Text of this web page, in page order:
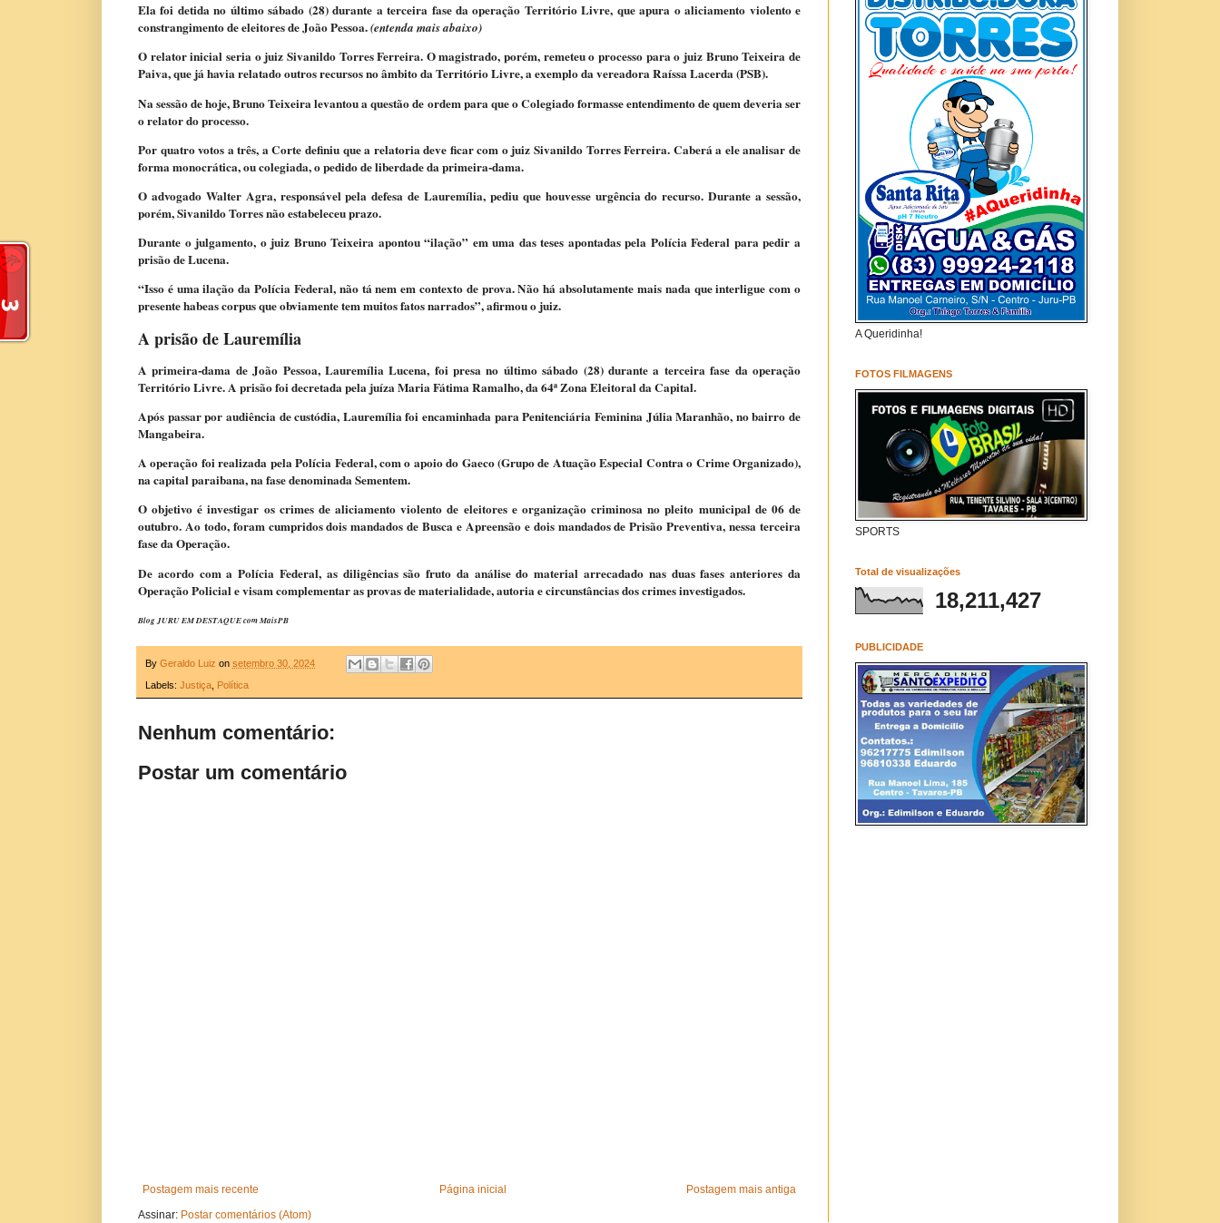
Ela foi detida no último sábado (28) durante a terceira fase da operação Território Livre, que apura o aliciamento violento e
constrangimento de eleitores de João Pessoa.(entenda mais abaixo)
O relator inicial seria o juiz Sivanildo Torres Ferreira. O magistrado, porém, remeteu o processo para o juiz Bruno Teixeira de
Paiva, que já havia relatado outros recursos no âmbito da Território Livre, a exemplo da vereadora Raíssa Lacerda (PSB).
Na sessão de hoje, Bruno Teixeira levantou a questão de ordem para que o Colegiado formasse entendimento de quem deveria ser
o relator do processo.
Por quatro votos a três, a Corte definiu que a relatoria deve ficar com o juiz Sivanildo Torres Ferreira. Caberá a ele analisar de
forma monocrática, ou colegiada, o pedido de liberdade da primeira-dama.
O advogado Walter Agra, responsável pela defesa de Lauremília, pediu que houvesse urgência do recurso. Durante a sessão,
porém, Sivanildo Torres não estabeleceu prazo.
Durante o julgamento, o juiz Bruno Teixeira apontou “ilação” em uma das teses apontadas pela Polícia Federal para pedir a
prisão de Lucena.
“Isso é uma ilação da Polícia Federal, não tá nem em contexto de prova. Não há absolutamente mais nada que interligue com o
presente habeas corpus que obviamente tem muitos fatos narrados”, afirmou o juiz.
A prisão de Lauremília
A primeira-dama de João Pessoa, Lauremília Lucena, foi presa no último sábado (28) durante a terceira fase da operação
Território Livre. A prisão foi decretada pela juíza Maria Fátima Ramalho, da 64ª Zona Eleitoral da Capital.
Após passar por audiência de custódia, Lauremília foi encaminhada para Penitenciária Feminina Júlia Maranhão, no bairro de
Mangabeira.
A operação foi realizada pela Polícia Federal, com o apoio do Gaeco (Grupo de Atuação Especial Contra o Crime Organizado),
na capital paraibana, na fase denominada Sementem.
O objetivo é investigar os crimes de aliciamento violento de eleitores e organização criminosa no pleito municipal de 06 de
outubro. Ao todo, foram cumpridos dois mandados de Busca e Apreensão e dois mandados de Prisão Preventiva, nessa terceira
fase da Operação.
De acordo com a Polícia Federal, as diligências são fruto da análise do material arrecadado nas duas fases anteriores da
Operação Policial e visam complementar as provas de materialidade, autoria e circunstâncias dos crimes investigados.
Blog JURU EM DESTAQUE com MaisPB
By Geraldo Luiz on setembro 30, 2024
Labels: Justiça Política
Nenhum comentário:
Postar um comentário
Postagem mais recente Postagem mais antiga
Página inicial
Assinar: Postar comentários (Atom)
A Queridinha!
FOTOS FILMAGENS
SPORTS
Total de visualizações
18,211,427
PUBLICIDADE